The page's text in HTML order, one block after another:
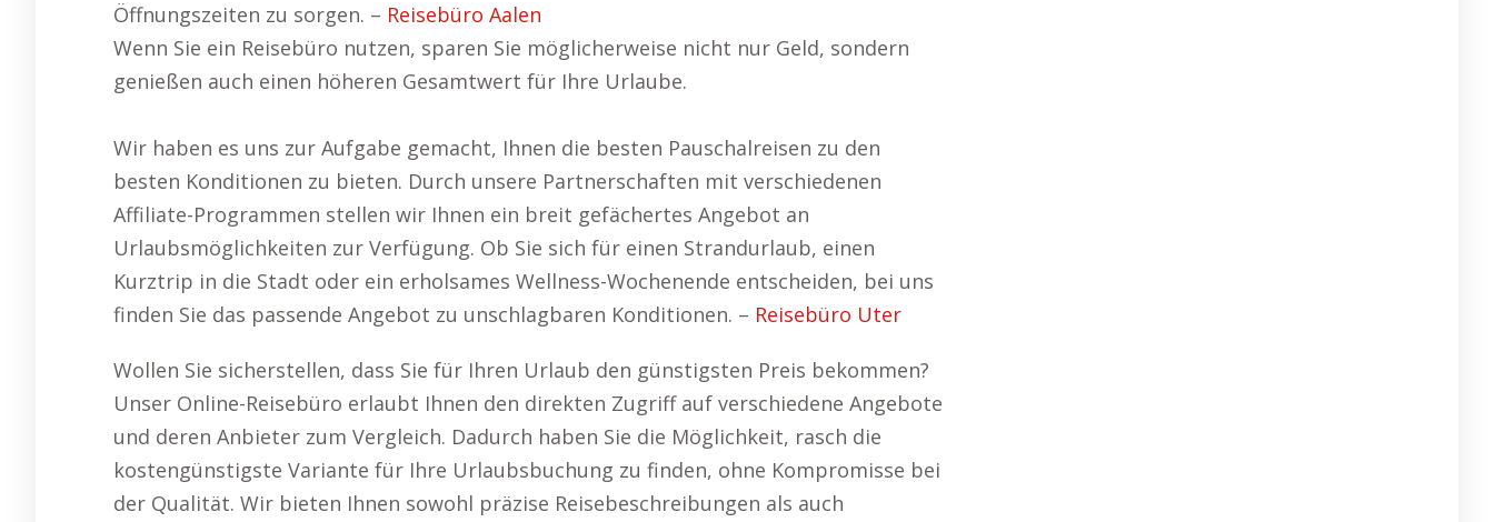
Öffnungszeiten zu sorgen. – Reisebüro Aalen
Wenn Sie ein Reisebüro nutzen, sparen Sie möglicherweise nicht nur Geld, sondern
genießen auch einen höheren Gesamtwert für Ihre Urlaube.
Wir haben es uns zur Aufgabe gemacht, Ihnen die besten Pauschalreisen zu den
besten Konditionen zu bieten. Durch unsere Partnerschaften mit verschiedenen
Affiliate-Programmen stellen wir Ihnen ein breit gefächertes Angebot an
Urlaubsmöglichkeiten zur Verfügung. Ob Sie sich für einen Strandurlaub, einen
Kurztrip in die Stadt oder ein erholsames Wellness-Wochenende entscheiden, bei uns
finden Sie das passende Angebot zu unschlagbaren Konditionen. – Reisebüro Uter
Wollen Sie sicherstellen, dass Sie für Ihren Urlaub den günstigsten Preis bekommen?
Unser Online-Reisebüro erlaubt Ihnen den direkten Zugriff auf verschiedene Angebote
und deren Anbieter zum Vergleich. Dadurch haben Sie die Möglichkeit, rasch die
kostengünstigste Variante für Ihre Urlaubsbuchung zu finden, ohne Kompromisse bei
der Qualität. Wir bieten Ihnen sowohl präzise Reisebeschreibungen als auch